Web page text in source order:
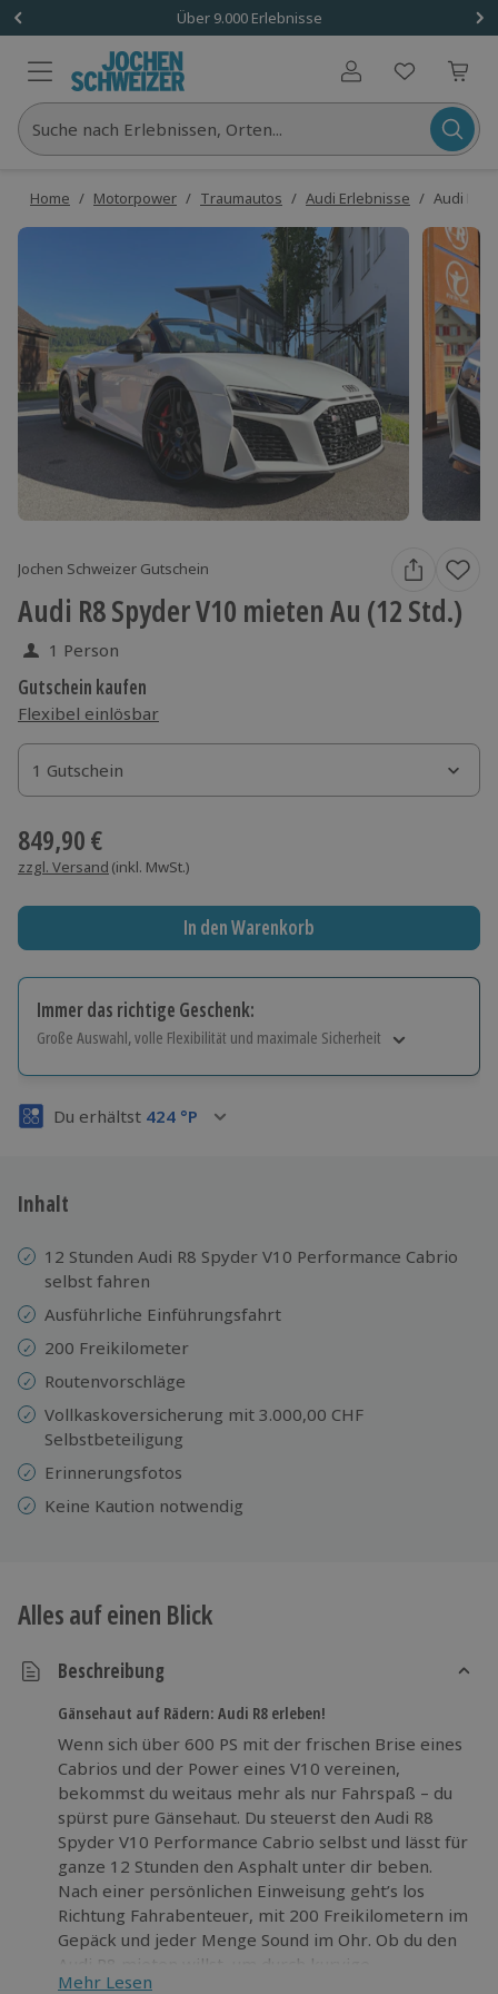
Über 9.000 Erlebnisse
Benutzerkonto
Suche nach Erlebnissen, Orten...
Home / Motorpower / Traumautos / Audi Erlebnisse / Audi R8
Jochen Schweizer Gutschein
Audi R8 Spyder V10 mieten Au (12 Std.)
1 Person
Gutschein kaufen
Flexibel einlösbar
1 Gutschein
1 Gutschein
1 Gutschein
849,90 €
zzgl. Versand (inkl. MwSt.)
In den Warenkorb
Immer das richtige Geschenk:
Große Auswahl, volle Flexibilität und maximale Sicherheit
Volle Flexibilität
3 Jahre gültig & verlängerbar.
Du erhältst 424 °P
Inhalt
12 Stunden Audi R8 Spyder V10 Performance Cabrio
selbst fahren
Ausführliche Einführungsfahrt
200 Freikilometer
Routenvorschläge
Vollkaskoversicherung mit 3.000,00 CHF
Selbstbeteiligung
Erinnerungsfotos
Keine Kaution notwendig
Alles auf einen Blick
Beschreibung
Gänsehaut auf Rädern: Audi R8 erleben!
Wenn sich über 600 PS mit der frischen Brise eines
Cabrios und der Power eines V10 vereinen,
bekommst du weitaus mehr als nur Fahrspaß – du
spürst pure Gänsehaut. Du steuerst den Audi R8
Spyder V10 Performance Cabrio selbst und lässt für
ganze 12 Stunden den Asphalt unter dir beben.
Nach einer persönlichen Einweisung geht’s los
Richtung Fahrabenteuer, mit 200 Freikilometern im
Gepäck und jeder Menge Sound im Ohr. Ob du den
Audi R8 mieten willst, um durch kurvige
Nebenstraßen rund um Au zu cruisen oder eine
Mehr Lesen